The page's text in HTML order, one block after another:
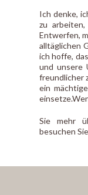
Ich denke,
zu
Entwerfen,
alltäglichen
ich hoffe,
und unsere
freundlicher
ein
Sie mehr
besuchen Sie